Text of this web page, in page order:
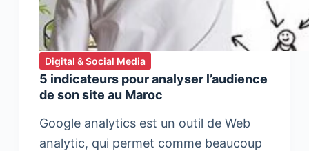
Digital & Social Media
5 indicateurs pour analyser l’audience
de son site au Maroc
Google analytics est un outil de Web
analytic, qui permet comme beaucoup